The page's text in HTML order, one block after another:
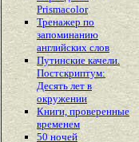
Prismacolor
Тренажер по
запоминанию
английских слов
Путинские качели.
Постскриптум:
Десять лет в
окружении
Книги, проверенные
временем
50 ночей